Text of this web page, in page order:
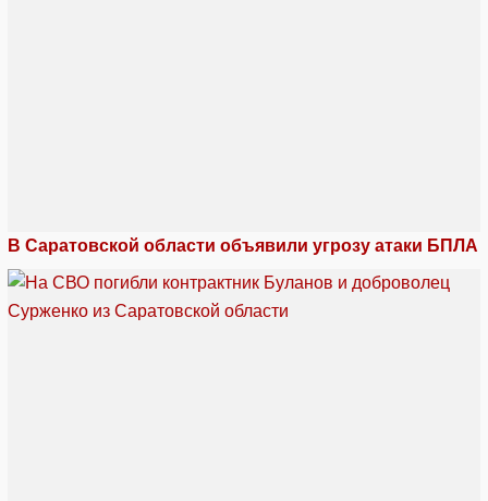
В Саратовской области объявили угрозу атаки БПЛА